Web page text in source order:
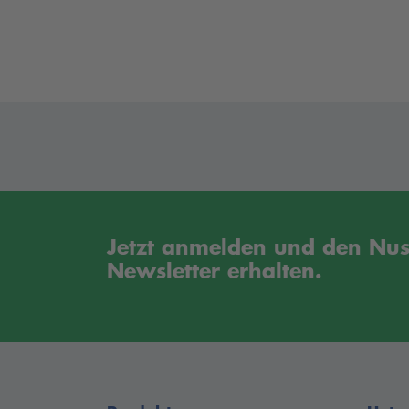
Jetzt anmelden und den
Newsletter erhalten.